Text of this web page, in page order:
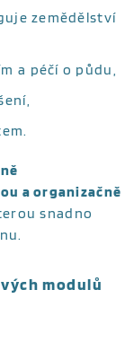
zemědělství
a péčí o půdu,
a organizačně
snadno
modulů